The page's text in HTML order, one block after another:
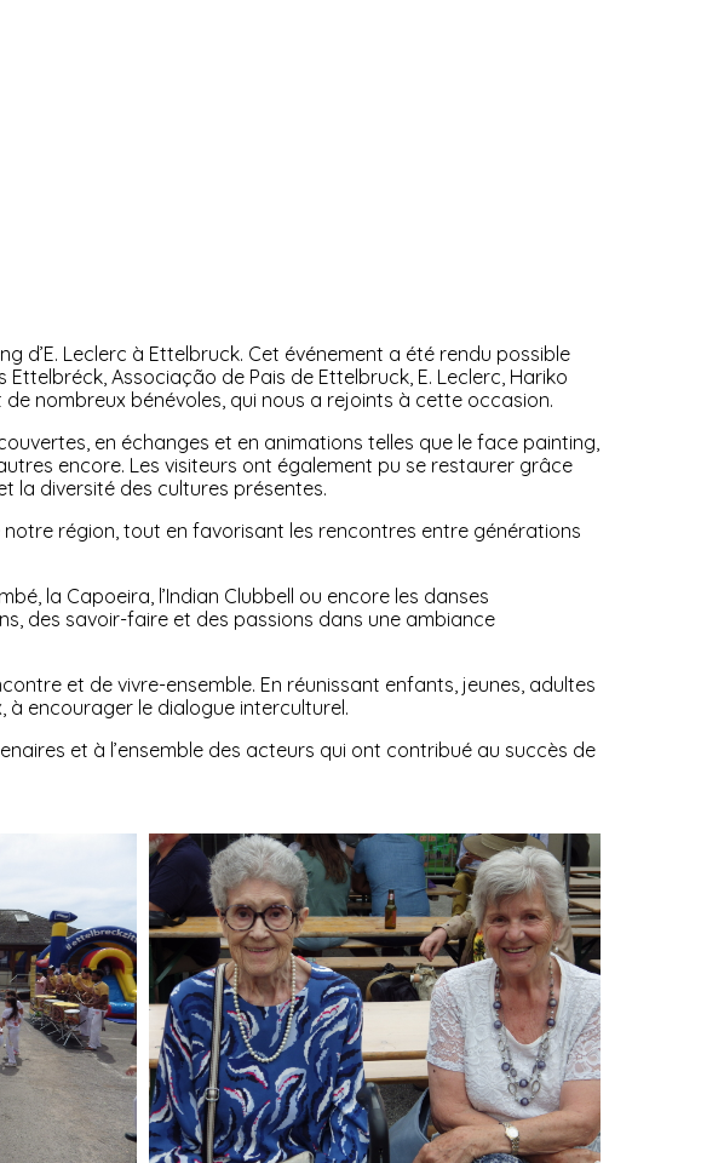
d’E. Leclerc à Ettelbruck. Cet événement a été rendu possible
Associação de Pais de Ettelbruck, E. Leclerc, Hariko
nombreux bénévoles, qui nous a rejoints à cette occasion.
en échanges et en animations telles que le face painting,
encore. Les visiteurs ont également pu se restaurer grâce
la diversité des cultures présentes.
région, tout en favorisant les rencontres entre générations
la Capoeira, l’Indian Clubbell ou encore les danses
des savoir-faire et des passions dans une ambiance
et de vivre-ensemble. En réunissant enfants, jeunes, adultes
à encourager le dialogue interculturel.
et à l’ensemble des acteurs qui ont contribué au succès de